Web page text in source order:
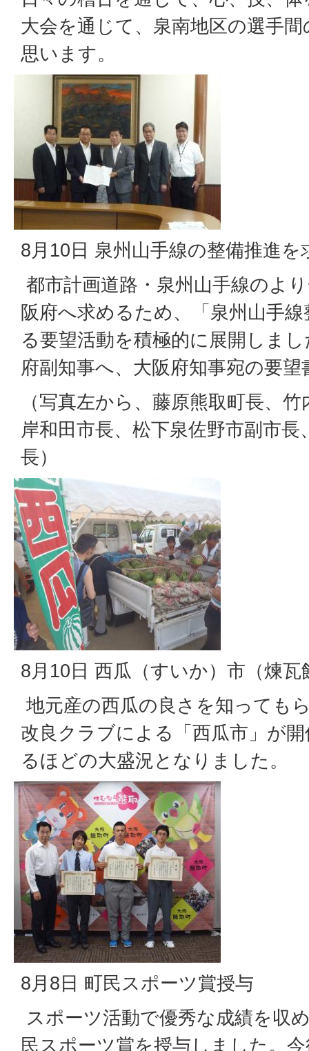
大会を通じて、泉南地区の選手
思います。
8月10日 泉州山手線の整備推進
都市計画道路・泉州山手線のよ
阪府へ求めるため、「泉州山手
る要望活動を積極的に展開しま
府副知事へ、大阪府知事宛の要
（写真左から、藤原熊取町長、
岸和田市長、松下泉佐野市副市長
長）
8月10日 西瓜（すいか）市（煉瓦
地元産の西瓜の良さを知っても
改良クラブによる「西瓜市」が
るほどの大盛況となりました。
8月8日 町民スポーツ賞授与
スポーツ活動で優秀な成績を収
民スポーツ賞を授与しました。